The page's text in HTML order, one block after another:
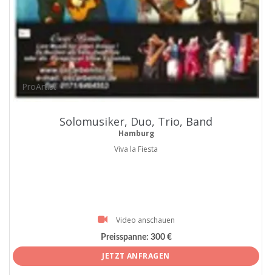
ProArtist
Solomusiker, Duo, Trio, Band
Hamburg
Viva la Fiesta
Video anschauen
Preisspanne: 300 €
JETZT ANFRAGEN